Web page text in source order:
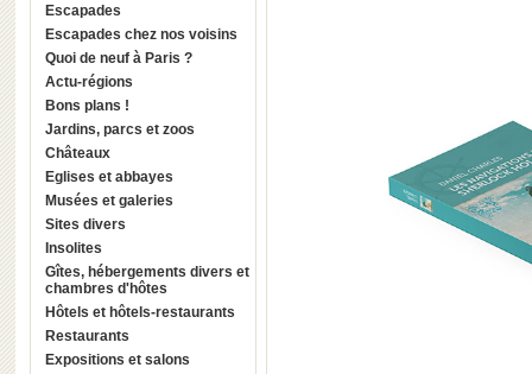
Escapades
Escapades chez nos voisins
Quoi de neuf à Paris ?
Actu-régions
Bons plans !
Jardins, parcs et zoos
Châteaux
Eglises et abbayes
Musées et galeries
Sites divers
Insolites
Gîtes, hébergements divers et
chambres d'hôtes
Hôtels et hôtels-restaurants
Restaurants
Expositions et salons